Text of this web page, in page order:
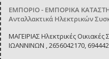
ΕΜΠΟΡΙΟ - ΕΜΠΟΡΙΚΑ
Ανταλλακτικά Ηλεκτρικών
ΜΑΓΕΙΡΙΑΣ Ηλεκτρικές
ΙΩΑΝΝΙΝΩΝ , 2656042170,